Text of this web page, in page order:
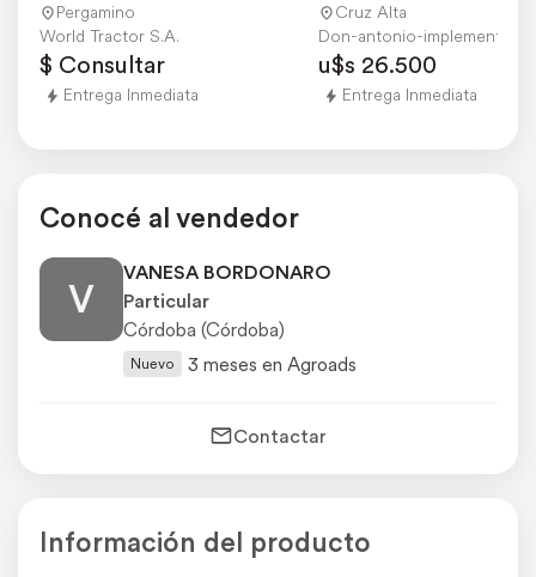
Pergamino
World Tractor S.A.
$ Consultar
Entrega Inmediata
Cruz Alta
Don-antonio-implementos
u$s 26.500
Entrega Inmediata
Conocé al vendedor
V
VANESA BORDONARO
Particular
Córdoba (Córdoba)
Nuevo 3 meses en Agroads
Contactar
Información del producto